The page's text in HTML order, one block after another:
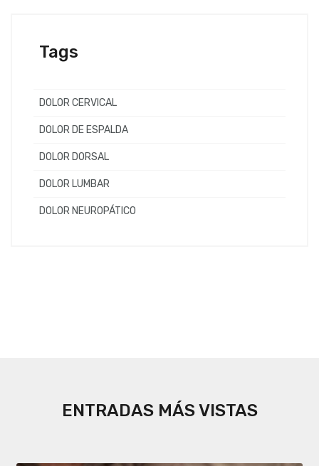
Tags
DOLOR CERVICAL
DOLOR DE ESPALDA
DOLOR DORSAL
DOLOR LUMBAR
DOLOR NEUROPÁTICO
ENTRADAS MÁS VISTAS